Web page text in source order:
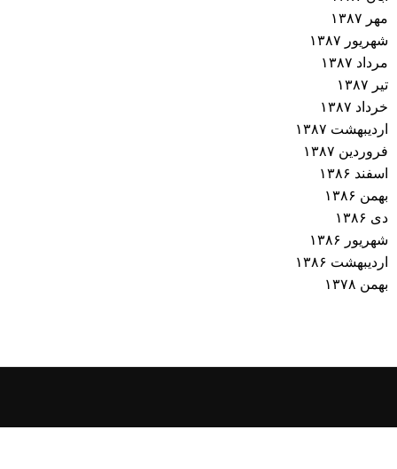
مهر ۱۳۸۷
شهریور ۱۳۸۷
مرداد ۱۳۸۷
تیر ۱۳۸۷
خرداد ۱۳۸۷
اردیبهشت ۱۳۸۷
فروردین ۱۳۸۷
اسفند ۱۳۸۶
بهمن ۱۳۸۶
دی ۱۳۸۶
شهریور ۱۳۸۶
اردیبهشت ۱۳۸۶
بهمن ۱۳۷۸